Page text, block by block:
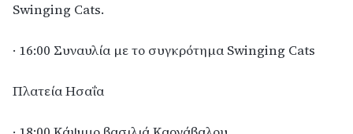
Swinging Cats.
· 16:00 Συναυλία με το συγκρότημα Swinging Cats
Πλατεία Ησαΐα